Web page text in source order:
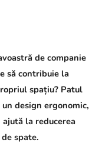
de companie
să contribuie la
spațiu? Patul
design ergonomic,
la reducerea
spate.